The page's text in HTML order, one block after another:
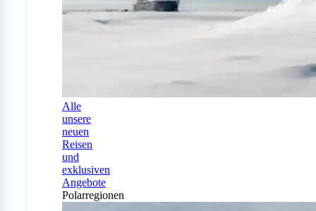
Alle
unsere
neuen
Reisen
und
exklusiven
Angebote
Polarregionen